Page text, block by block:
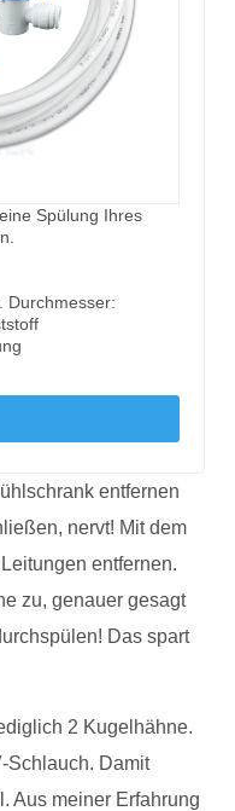
Spülung Ihres
Durchmesser:
entfernen
nervt! Mit dem
entfernen.
zu, genauer gesagt
Das spart
2 Kugelhähne.
Damit
Aus meiner Erfahrung